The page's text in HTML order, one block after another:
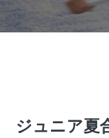
ジュニア夏